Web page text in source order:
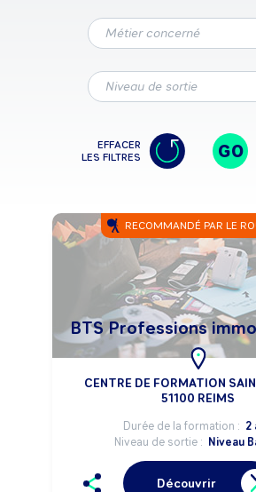
EFFACER
LES FILTRES
Métier concerné
Niveau de sortie
GO
RECOMMANDÉ PAR LE
BTS Professions
CENTRE DE FORMATION
51100 REIMS
Durée de la formation : 2
Niveau de sortie : Niveau
Découvrir